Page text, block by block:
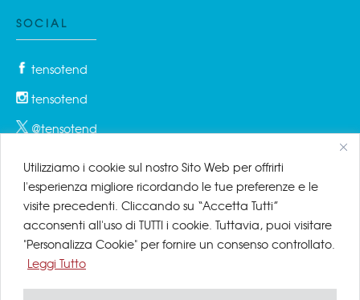
Utilizziamo i cookie sul nostro Sito Web per offrirti
l'esperienza migliore ricordando le tue preferenze e le
visite precedenti. Cliccando su “Accetta Tutti”
acconsenti all'uso di TUTTI i cookie. Tuttavia, puoi visitare
"Personalizza Cookie" per fornire un consenso controllato.
Leggi Tutto
SOCIAL
tensotend
tensotend
@tensotend
PRIVACY & COOKIES
Privacy Policy
Cookie Policy